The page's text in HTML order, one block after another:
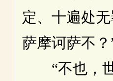
定、十遍处
萨摩诃萨不？
“不也，世